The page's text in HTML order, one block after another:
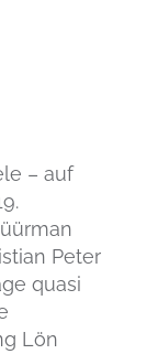
– auf
Peter
quasi
Lön